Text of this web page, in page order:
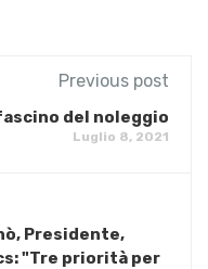
Previous post
del noleggio
Luglio 8, 2021
Presidente,
"Tre priorità per